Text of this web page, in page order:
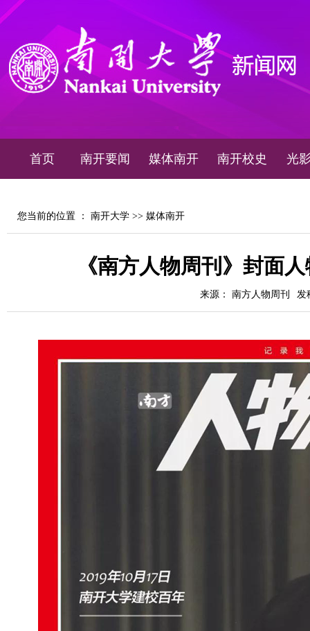
首页 南开要闻 媒体南开 南开校史 光
您当前的位置 ： 南开大学 >> 媒体南开
《南方人物周刊》封面
来源： 南方人物周刊 发